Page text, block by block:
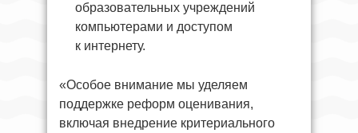
образовательных учреждений
компьютерами и доступом
к интернету.
«Особое внимание мы уделяем
поддержке реформ оценивания,
включая внедрение критериального